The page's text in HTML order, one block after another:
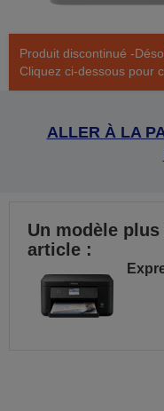
Produit discontinué -
Cliquez ci-dessous pour
ALLER À LA
Un modèle
article :